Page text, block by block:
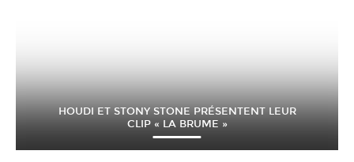
HOUDI ET STONY STONE PRÉSENTENT LEUR
CLIP « LA BRUME »